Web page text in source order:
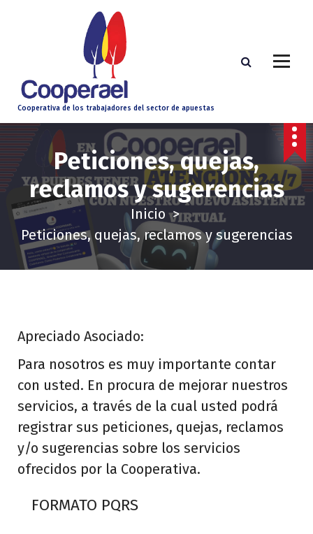
c
Cooperativa de los trabajadores del sector de apuestas
Peticiones, quejas,
reclamos y sugerencias
Inicio >
Peticiones, quejas, reclamos y sugerencias
Apreciado Asociado:
Para nosotros es muy importante contar
con usted. En procura de mejorar nuestros
servicios, a través de la cual usted podrá
registrar sus peticiones, quejas, reclamos
y/o sugerencias sobre los servicios
ofrecidos por la Cooperativa.
FORMATO PQRS